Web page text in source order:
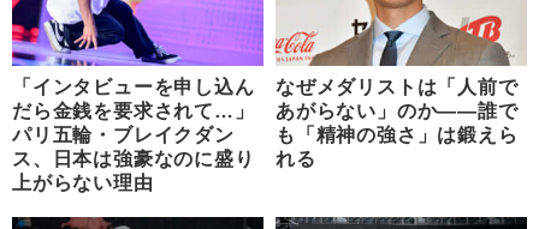
「インタビューを申し込ん
だら金銭を要求されて…」
パリ五輪・ブレイクダン
ス、日本は強豪なのに盛り
上がらない理由
なぜメダリストは「人前で
あがらない」のか――誰で
も「精神の強さ」は鍛えら
れる